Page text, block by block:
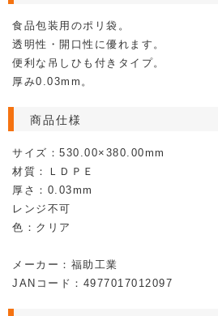
食品包装用のポリ袋。
透明性・開口性に優れます。
便利な吊しひも付きタイプ。
厚み0.03mm。
商品仕様
サイズ：530.00×380.00mm
材質：ＬＤＰＥ
厚さ：0.03mm
レンジ不可
色：クリア
メーカー：福助工業
JANコード：4977017012097